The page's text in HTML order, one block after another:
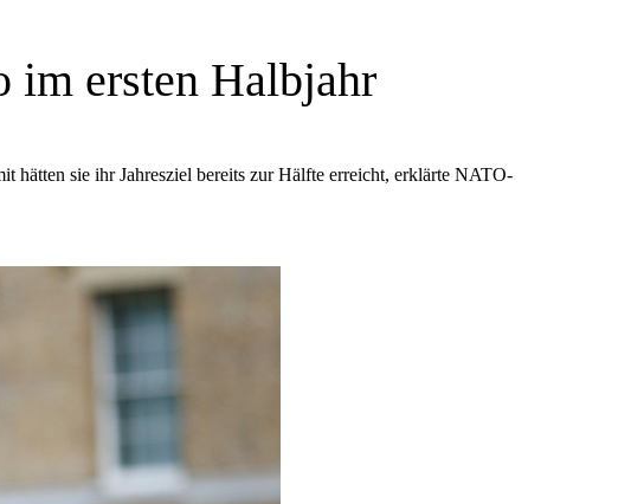
ersten Halbjahr
sie ihr Jahresziel bereits zur Hälfte erreicht, erklärte NATO-